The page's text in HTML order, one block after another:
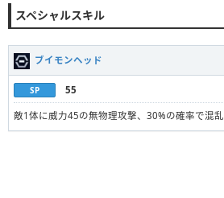
スペシャルスキル
ブイモンヘッド
SP 55
敵1体に威力45の無物理攻撃、30%の確率で混乱